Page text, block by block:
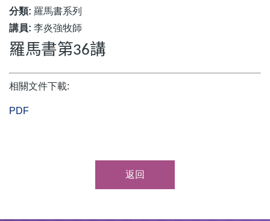
分類: 羅馬書系列
講員: 李炎強牧師
羅馬書第36講
相關文件下載:
PDF
返回